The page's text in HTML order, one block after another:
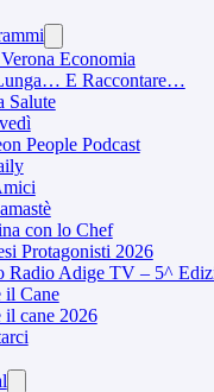
Economia
E Raccontare…
Salute
People Podcast
con lo Chef
Protagonisti 2026
Radio Adige TV – 5^
il Cane
il cane 2026